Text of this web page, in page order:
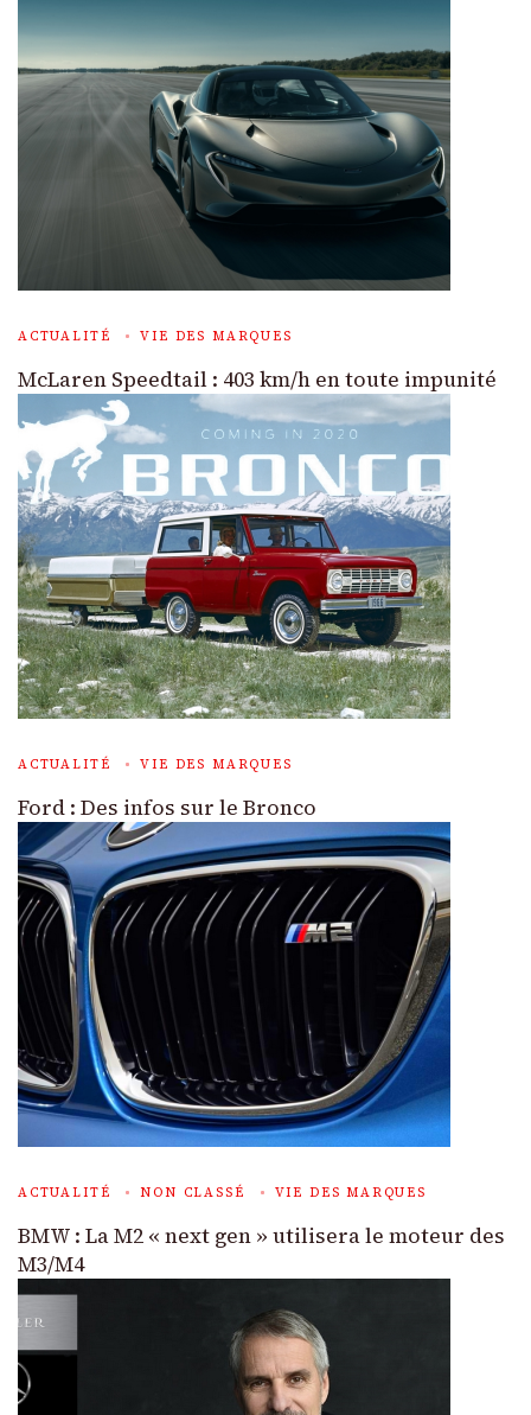
ACTUALITÉ VIE DES MARQUES
McLaren Speedtail : 403 km/h en toute impunité
ACTUALITÉ VIE DES MARQUES
Ford : Des infos sur le Bronco
ACTUALITÉ NON CLASSÉ VIE DES MARQUES
BMW : La M2 « next gen » utilisera le moteur des
M3/M4